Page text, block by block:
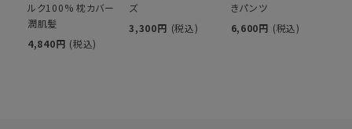
ルク100% 枕カバー
潤肌髪
4,840円 (税込)
ズ
3,300円 (税込)
きパンツ
6,600円 (税込)